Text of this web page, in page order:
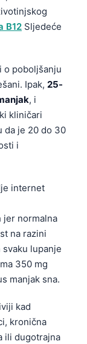
B12 Sljedeće
o poboljšanju
Ipak, 25-
, i
kliničari
da je 20 do 30
i
internet
jer normalna
na razini
svaku lupanje
350 mg
manjak sna.
kad
kronična
ili dugotrajna